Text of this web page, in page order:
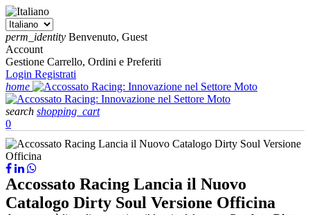
perm_identity Benvenuto, Guest
Account
Gestione Carrello, Ordini e Preferiti
Login Registrati
home
search shopping_cart
0
Accossato Racing Lancia il Nuovo
Catalogo Dirty Soul Versione Officina